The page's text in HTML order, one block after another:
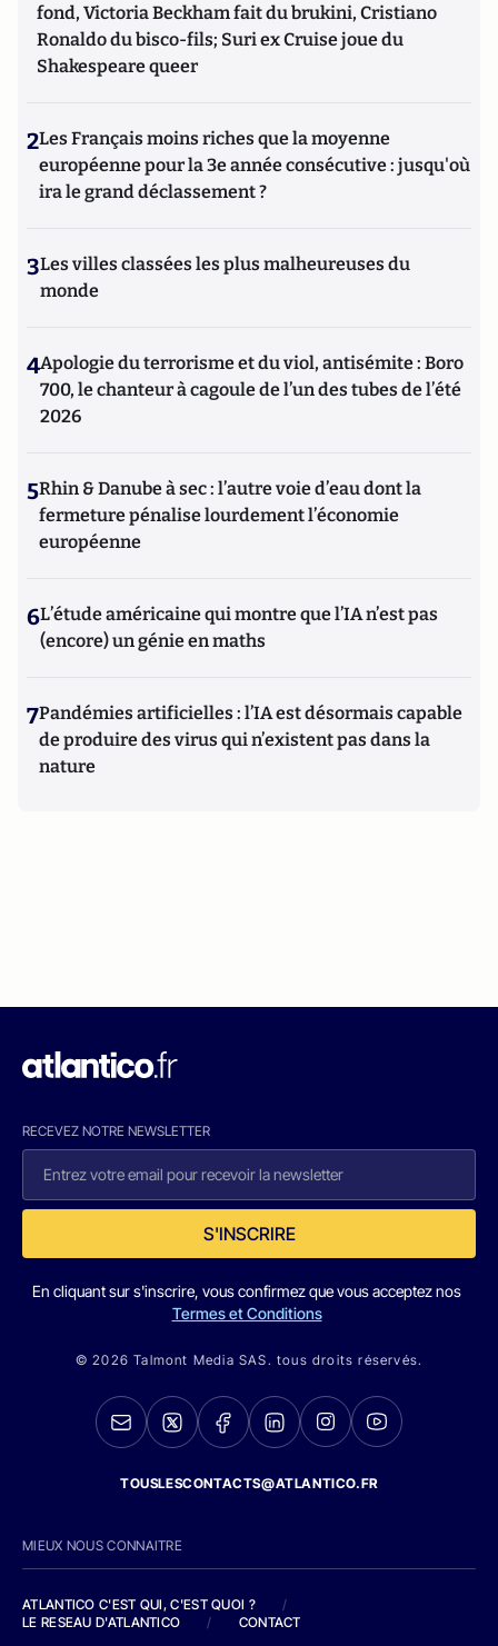
fond, Victoria Beckham fait du brukini, Cristiano
Ronaldo du bisco-fils; Suri ex Cruise joue du
Shakespeare queer
2Les Français moins riches que la moyenne
européenne pour la 3e année consécutive : jusqu'où
ira le grand déclassement ?
3Les villes classées les plus malheureuses du
monde
4Apologie du terrorisme et du viol, antisémite : Boro
700, le chanteur à cagoule de l’un des tubes de l’été
2026
5Rhin & Danube à sec : l’autre voie d’eau dont la
fermeture pénalise lourdement l’économie
européenne
6L’étude américaine qui montre que l’IA n’est pas
(encore) un génie en maths
7Pandémies artificielles : l’IA est désormais capable
de produire des virus qui n’existent pas dans la
nature
RECEVEZ NOTRE NEWSLETTER
S'INSCRIRE
En cliquant sur s'inscrire, vous confirmez que vous acceptez nos
Termes et Conditions
© 2026 Talmont Media SAS. tous droits réservés.
TOUSLESCONTACTS@ATLANTICO.FR
MIEUX NOUS CONNAITRE
ATLANTICO C'EST QUI, C'EST QUOI ?
/
LE RESEAU D'ATLANTICO
/ CONTACT